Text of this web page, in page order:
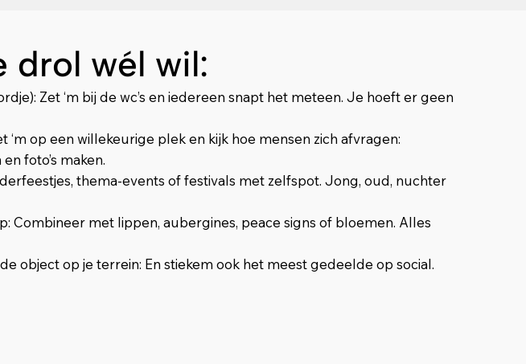
drol wél wil:
Zet ‘m bij de wc’s en iedereen snapt het meteen. Je hoeft er geen
op een willekeurige plek en kijk hoe mensen zich afvragen:
foto’s maken.
thema-events of festivals met zelfspot. Jong, oud, nuchter
Combineer met lippen, aubergines, peace signs of bloemen. Alles
object op je terrein: En stiekem ook het meest gedeelde op social.